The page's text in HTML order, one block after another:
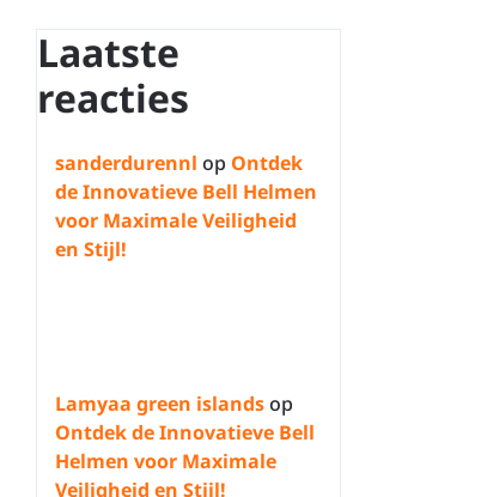
Laatste
reacties
sanderdurennl op Ontdek
de Innovatieve Bell Helmen
voor Maximale Veiligheid
en Stijl!
Lamyaa green islandsop
Ontdek de Innovatieve Bell
Helmen voor Maximale
Veiligheid en Stijl!